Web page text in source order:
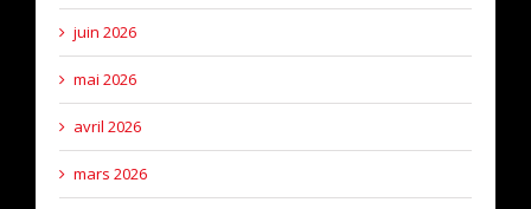
juin 2026
mai 2026
avril 2026
mars 2026